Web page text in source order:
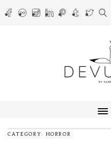
CATEGORY: HORROR